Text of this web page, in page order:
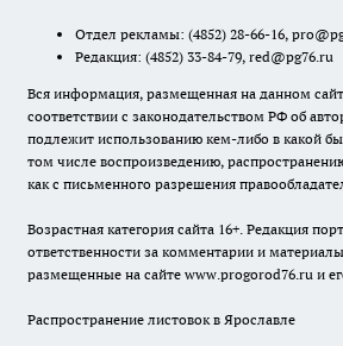
Отдел рекламы: (4852) 28-66-16,
Редакция: (4852) 33-84-79, red@pg76.ru
Вся информация, размещенная на данном
соответствии с законодательством РФ об
подлежит использованию кем-либо в какой
том числе воспроизведению,
как с письменного разрешения
Возрастная категория сайта 16+. Редакция
ответственности за комментарии и
размещенные на сайте www.progorod76.ru и
Распространение листовок в Ярославле